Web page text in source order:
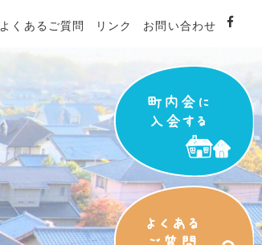
よくあるご質問 リンク お問い合わせ